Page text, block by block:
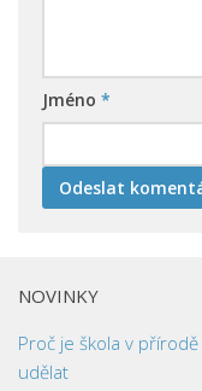
Jméno *
NOVINKY
Proč je škola v
udělat